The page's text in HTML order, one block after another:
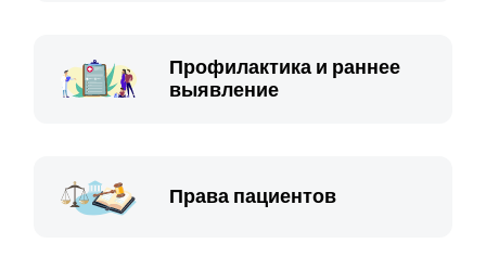
Профилактика и раннее
выявление
Права пациентов